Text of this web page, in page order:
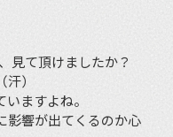
見て頂けましたか？
）
ますよね。
影響が出てくるのか心